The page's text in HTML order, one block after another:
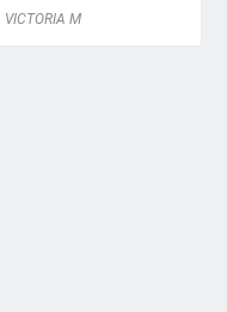
VICTORIA M